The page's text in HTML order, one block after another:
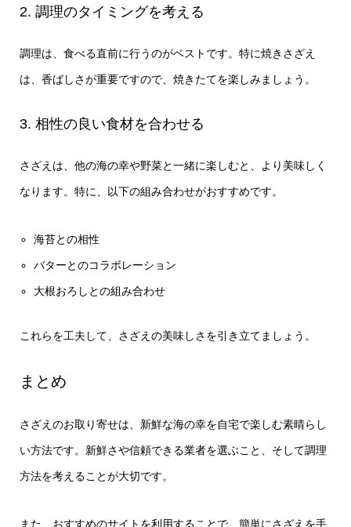
2. 調理のタイミングを考える
調理は、食べる直前に行うのがベストです。特に焼きさざえ
は、香ばしさが重要ですので、焼きたてを楽しみましょう。
3. 相性の良い食材を合わせる
さざえは、他の海の幸や野菜と一緒に楽しむと、より美味しく
なります。特に、以下の組み合わせがおすすめです。
海苔との相性
バターとのコラボレーション
大根おろしとの組み合わせ
これらを工夫して、さざえの美味しさを引き立てましょう。
まとめ
さざえのお取り寄せは、新鮮な海の幸を自宅で楽しむ素晴らし
い方法です。新鮮さや信頼できる業者を選ぶこと、そして調理
方法を考えることが大切です。
また、おすすめのサイトを利用することで、簡単にさざえを手